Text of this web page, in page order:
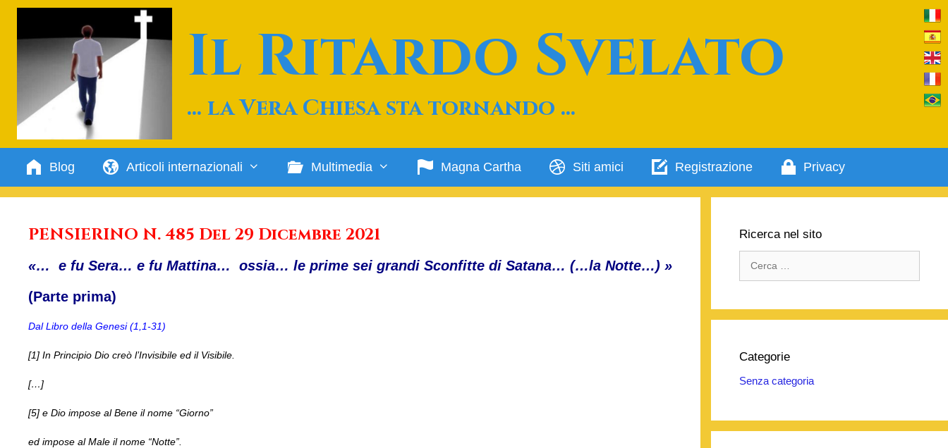
contenuto
Il Ritardo Svelato
… la Vera Chiesa sta tornando …
Blog Articoli internazionali Multimedia Magna Cartha Siti amici Registrazione Privacy
PENSIERINO N. 485 Del 29 Dicembre 2021
«… e fu Sera… e fu Mattina… ossia… le prime sei grandi Sconfitte di Satana… (…la Notte…) »
(Parte prima)
Dal Libro della Genesi (1,1-31)
[1] In Principio Dio creò l’Invisibile ed il Visibile.
[…]
[5] e Dio impose al Bene il nome “Giorno”
ed impose al Male il nome “Notte”.
Ricerca nel sito
per:
Categorie
Senza categoria